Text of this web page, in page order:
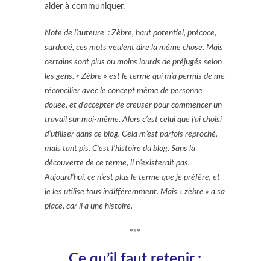
aider à communiquer.
Note de l’auteure : Zèbre, haut potentiel, précoce,
surdoué, ces mots veulent dire la même chose. Mais
certains sont plus ou moins lourds de préjugés selon
les gens. « Zèbre » est le terme qui m’a permis de me
réconcilier avec le concept même de personne
douée, et d’accepter de creuser pour commencer un
travail sur moi-même. Alors c’est celui que j’ai choisi
d’utiliser dans ce blog. Cela m’est parfois reproché,
mais tant pis. C’est l’histoire du blog. Sans la
découverte de ce terme, il n’existerait pas.
Aujourd’hui, ce n’est plus le terme que je préfère, et
je les utilise tous indifféremment. Mais « zèbre » a sa
place, car il a une histoire.
***